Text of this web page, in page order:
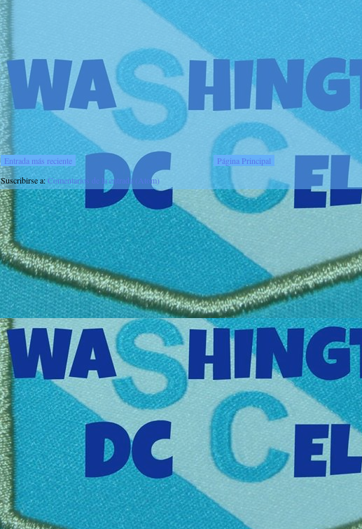
Entrada más reciente
Página Principal
Suscribirse a:Comentarios de la entrada (Atom)